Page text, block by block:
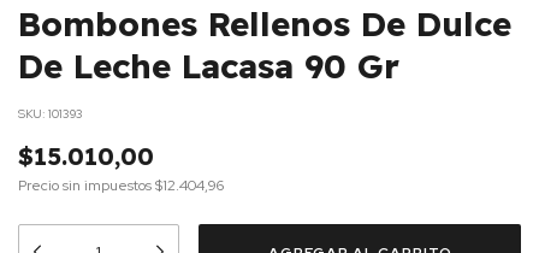
Bombones Rellenos De Dulce
De Leche Lacasa 90 Gr
SKU: 101393
$15.010,00
Precio sin impuestos$12.404,96